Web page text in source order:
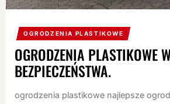
OGRODZENIA PLASTIKOWE
OGRODZENIA PLASTIKOWE
BEZPIECZEŃSTWA.
ogrodzenia plastikowe najlepsze